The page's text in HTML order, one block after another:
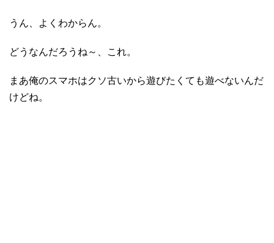
うん、よくわからん。
どうなんだろうね～、これ。
まあ俺のスマホはクソ古いから遊びたくても遊べないんだ
けどね。